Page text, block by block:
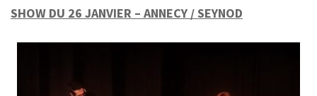
SHOW DU 26 JANVIER – ANNECY / SEYNOD